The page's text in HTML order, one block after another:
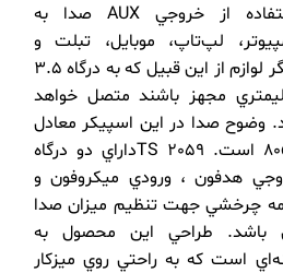
استفاده از خروجي AUX صدا به
لپ‌تاپ، موبايل، تبلت و
ديگر لوازم از اين قبيل که به درگاه 3.5
مجهز باشند متصل خواهد
وضوح صدا در اين اسپيکر معادل
80dB است. TS 2059داراي دو درگاه
هدفون ، ورودي ميکروفون و
چرخشي جهت تنظيم ميزان صدا
باشد. طراحي این محصول به
است که به راحتي روي ميزکار